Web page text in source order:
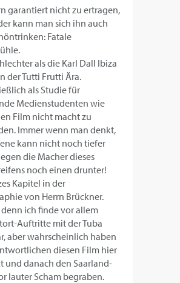
garantiert nicht zu ertragen,
kann man sich ihn auch
Fatale
als die Karl Dall Ibiza
der Tutti Frutti Ära.
als Studie für
Medienstudenten wie
Film nicht macht zu
Immer wenn man denkt,
kann nicht noch tiefer
die Macher dieses
noch einen drunter!
Kapitel in der
von Herrn Brückner.
denn ich finde vor allem
Auftritte mit der Tuba
aber wahrscheinlich haben
diesen Film hier
und danach den Saarland-
lauter Scham begraben.